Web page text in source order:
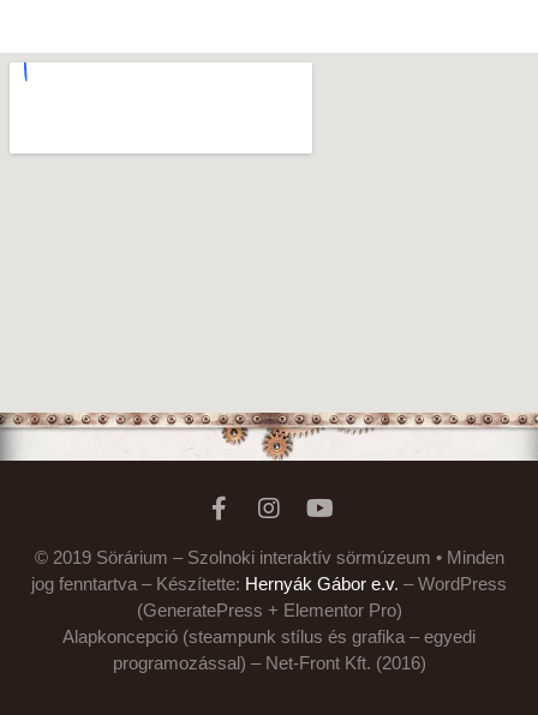
© 2019 Sörárium – Szolnoki interaktív sörmúzeum • Minden
jog fenntartva – Készítette: Hernyák Gábor e.v. – WordPress
(GeneratePress + Elementor Pro)
Alapkoncepció (steampunk stílus és grafika – egyedi
programozással) – Net-Front Kft. (2016)